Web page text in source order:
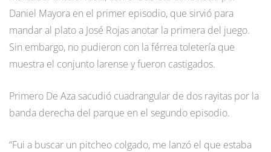
Daniel Mayora en el primer episodio, que sirvió para
mandar al plato a José Rojas anotar la primera del juego.
Sin embargo, no pudieron con la férrea toletería que
muestra el conjunto larense y fueron castigados.
Primero De Aza sacudió cuadrangular de dos rayitas por la
banda derecha del parque en el segundo episodio.
“Fui a buscar un pitcheo colgado, me lanzó el que estaba